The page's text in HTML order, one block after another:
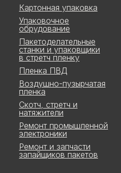
Картонная упаковка
Упаковочное
обрудование
Пакетоделательные
станки и упаковщики
в стретч пленку
Пленка ПВД
Воздушно-пузырчатая
пленка
Скотч, стретч и
натяжители
Ремонт промышленной
электроники
Ремонт и запчасти
запайщиков пакетов